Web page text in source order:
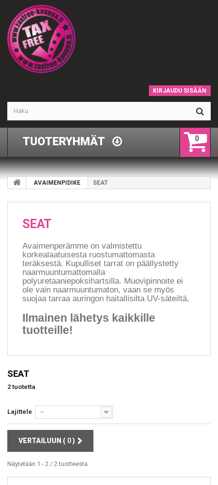
KIRJAUDU SISÄÄN
0
TUOTERYHMÄT
AVAIMENPIDIKE SEAT
SEAT
Avaimenperämme on valmistettu
korkealaatuisesta ruostumattomasta
teräksestä. Kupulliset tarrat on päällystetty
naarmuuntumattomalla
polyuretaaniepoksihartsilla. Muovipinnoite ei
ole vain naarmuuntumaton, vaan se myös
suojaa tarraa auringon haitallisilta UV-säteiltä.
Ilmainen lähetys kaikkille
tuotteille!
SEAT
2 tuotetta
Lajittele --
VERTAILUUN ( 0)
Näytetään 1 - 2 / 2 tuotteesta